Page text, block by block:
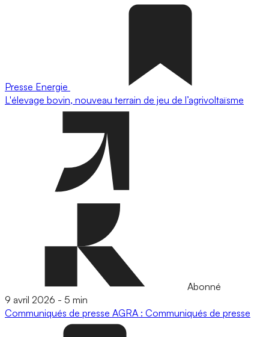
Presse Energie
L'élevage bovin, nouveau terrain de jeu de l’agrivoltaïsme
Abonné
9 avril 2026 - 5 min
Communiqués de presse AGRA : Communiqués de presse